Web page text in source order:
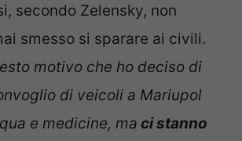
secondo Zelensky, non
smesso si sparare ai civili.
motivo che ho deciso di
di veicoli a Mariupol
e medicine, ma ci stanno